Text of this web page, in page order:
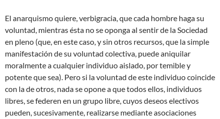
El anarquismo quiere, verbigracia, que cada hombre haga su
voluntad, mientras ésta no se oponga al sentir de la Sociedad
en pleno (que, en este caso, y sin otros recursos, que la simple
manifestación de su voluntad colectiva, puede aniquilar
moralmente a cualquier individuo aislado, por temible y
potente que sea). Pero si la voluntad de este individuo coincide
con la de otros, nada se opone a que todos ellos, individuos
libres, se federen en un grupo libre, cuyos deseos electivos
pueden, sucesivamente, realizarse mediante asociaciones